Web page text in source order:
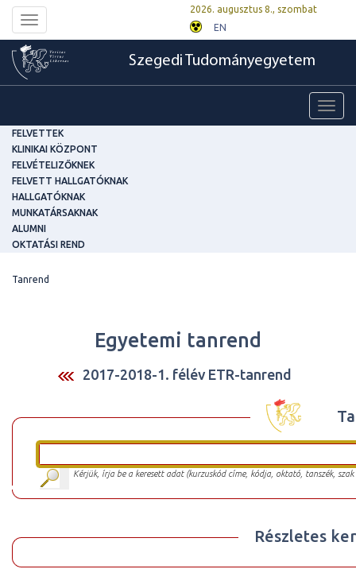
Toggle
navigation
2026. augusztus 8., szombat
EN
Szegedi Tudományegyetem
FELVETTEK
KLINIKAI KÖZPONT
FELVÉTELIZŐKNEK
FELVETT HALLGATÓKNAK
HALLGATÓKNAK
MUNKATÁRSAKNAK
ALUMNI
OKTATÁSI REND
Tanrend
Egyetemi tanrend
2017-2018-1. félév ETR-tanrend
Kérjük, írja be a keresett adat (kurzuskód címe, kódja, oktató, tanszék,
Részletes